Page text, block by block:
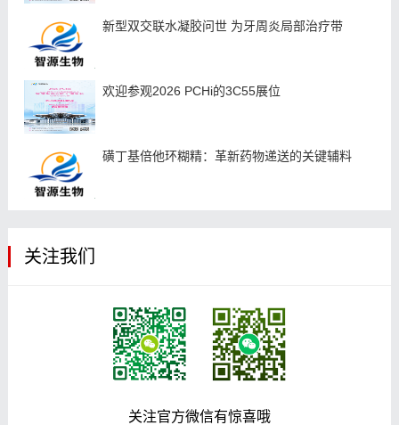
新型双交联水凝胶问世 为牙周炎局部治疗带
欢迎参观2026 PCHi的3C55展位
磺丁基倍他环糊精：革新药物递送的关键辅料
关注我们
关注官方微信有惊喜哦